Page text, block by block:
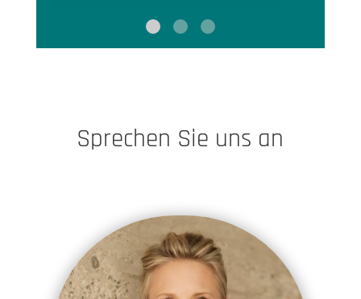
Sprechen Sie uns an